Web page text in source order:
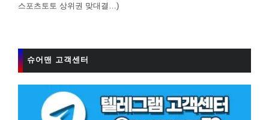
스포츠토토 상위권 맞대결…)
슈어맨 고객센터